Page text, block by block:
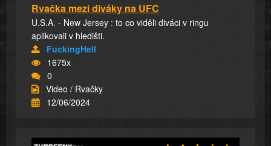
Rvačka mezi diváky na UFC
U.S.A. - New Jersey : to co viděli diváci v ringu
aplikovali v hledišti.
FuckingHell
1675x
0
Video / Rvačky
12/06/2024